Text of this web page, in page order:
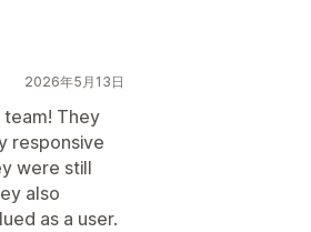
2026年5月13日
They
responsive
were still
also
as a user.